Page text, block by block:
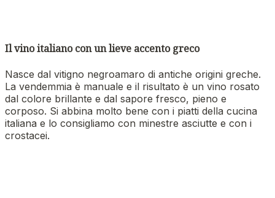
Il vino italiano con un lieve accento greco
Nasce dal vitigno negroamaro di antiche origini greche.
La vendemmia è manuale e il risultato è un vino rosato
dal colore brillante e dal sapore fresco, pieno e
corposo. Si abbina molto bene con i piatti della cucina
italiana e lo consigliamo con minestre asciutte e con i
crostacei.